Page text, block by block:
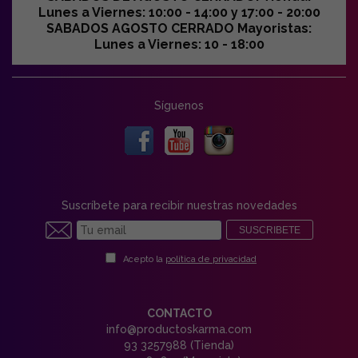
Lunes a Viernes: 10:00 - 14:00 y 17:00 - 20:00
SABADOS AGOSTO CERRADO Mayoristas:
Lunes a Viernes: 10 - 18:00
Síguenos
Suscríbete para recibir nuestras novedades
SUSCRIBETE
Acepto la política de privacidad
CONTACTO
info@productoskarma.com
93 3257988 (Tienda)